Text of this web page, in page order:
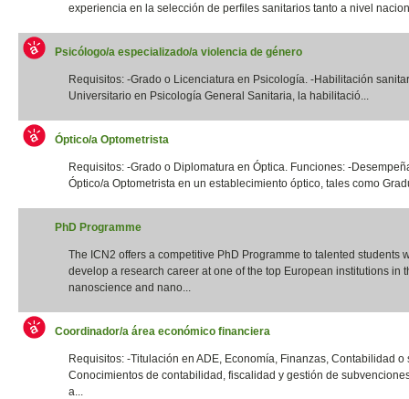
experiencia en la selección de perfiles sanitarios tanto a nivel
Psicólogo/a especializado/a violencia de género
Requisitos: -Grado o Licenciatura en Psicología. -Habilitación
Universitario en Psicología General Sanitaria, la habilitació...
Óptico/a Optometrista
Requisitos: -Grado o Diplomatura en Óptica. Funciones: -
Óptico/a Optometrista en un establecimiento óptico, tales como
PhD Programme
The ICN2 offers a competitive PhD Programme to talented students
develop a research career at one of the top European institutions in
nanoscience and nano...
Coordinador/a área económico financiera
Requisitos: -Titulación en ADE, Economía, Finanzas, Contabilidad o
Conocimientos de contabilidad, fiscalidad y gestión de
a...